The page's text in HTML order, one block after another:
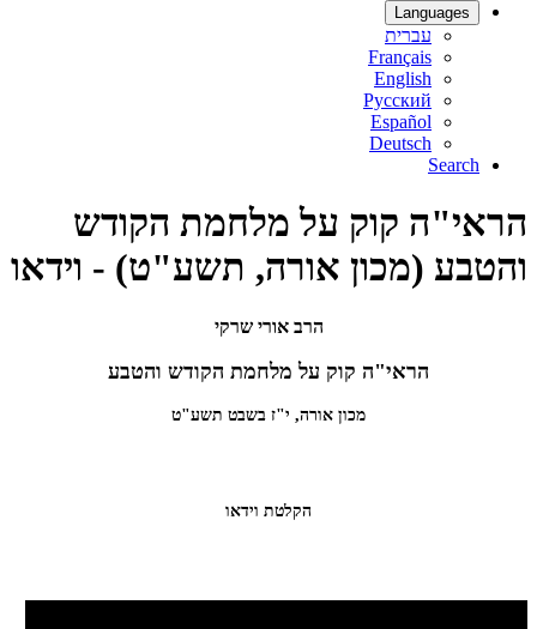
Languages
עברית
Français
English
Русский
Español
Deutsch
Search
הראי"ה קוק על מלחמת הקודש
והטבע (מכון אורה, תשע"ט) - וידאו
הרב אורי שרקי
הראי"ה קוק על מלחמת הקודש והטבע
מכון אורה, י"ז בשבט תשע"ט
הקלטת וידאו